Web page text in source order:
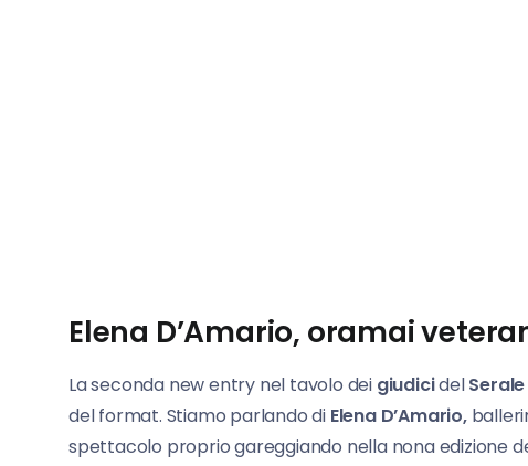
Elena D’Amario, oramai
La seconda new entry nel tavolo dei giudicidelSerale
del format. Stiamo parlando di Elena D’Amario,
spettacolo proprio gareggiando nella nona edizione